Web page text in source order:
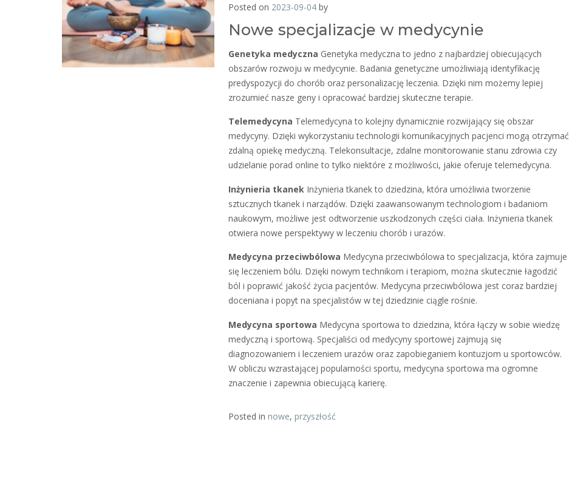
Posted on 2023-09-04by
Nowe specjalizacje w medycynie
Genetyka medyczna Genetyka medyczna to jedno z najbardziej obiecujących
obszarów rozwoju w medycynie. Badania genetyczne umożliwiają identyfikację
predyspozycji do chorób oraz personalizację leczenia. Dzięki nim możemy lepiej
zrozumieć nasze geny i opracować bardziej skuteczne terapie.
Telemedycyna Telemedycyna to kolejny dynamicznie rozwijający się obszar
medycyny. Dzięki wykorzystaniu technologii komunikacyjnych pacjenci mogą otrzymać
zdalną opiekę medyczną. Telekonsultacje, zdalne monitorowanie stanu zdrowia czy
udzielanie porad online to tylko niektóre z możliwości, jakie oferuje telemedycyna.
Inżynieria tkanekInżynieria tkanek to dziedzina, która umożliwia tworzenie
sztucznych tkanek i narządów. Dzięki zaawansowanym technologiom i badaniom
naukowym, możliwe jest odtworzenie uszkodzonych części ciała. Inżynieria tkanek
otwiera nowe perspektywy w leczeniu chorób i urazów.
Medycyna przeciwbólowa Medycyna przeciwbólowa to specjalizacja, która zajmuje
się leczeniem bólu. Dzięki nowym technikom i terapiom, można skutecznie łagodzić
ból i poprawić jakość życia pacjentów. Medycyna przeciwbólowa jest coraz bardziej
doceniana i popyt na specjalistów w tej dziedzinie ciągle rośnie.
Medycyna sportowa Medycyna sportowa to dziedzina, która łączy w sobie wiedzę
medyczną i sportową. Specjaliści od medycyny sportowej zajmują się
diagnozowaniem i leczeniem urazów oraz zapobieganiem kontuzjom u sportowców.
W obliczu wzrastającej popularności sportu, medycyna sportowa ma ogromne
znaczenie i zapewnia obiecującą karierę.
Posted in nowe, przyszłość